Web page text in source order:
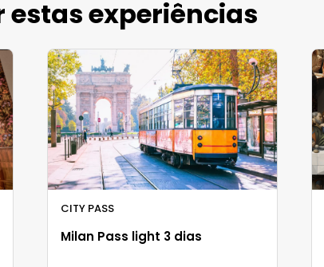
experiências
CITY PASS
Milan Pass light 3 dias